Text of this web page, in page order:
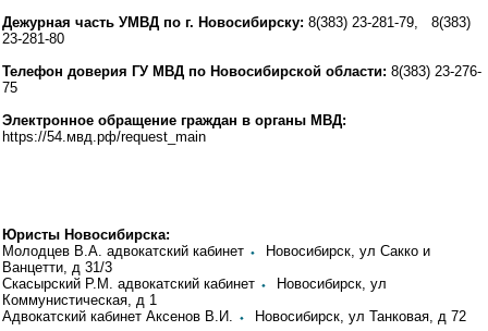
Дежурная часть УМВД по г. Новосибирску: 8(383) 23-281-79, 8(383)
23-281-80
Телефон доверия ГУ МВД по Новосибирской области: 8(383) 23-276-
75
Электронное обращение граждан в органы МВД:
https://54.мвд.рф/request_main
Юристы Новосибирска:
Молодцев В.А. адвокатский кабинет ⬩
Новосибирск, ул Сакко и
Ванцетти, д 31/3
Скасырский Р.М. адвокатский кабинет ⬩
Новосибирск, ул
Коммунистическая, д 1
Адвокатский кабинет Аксенов В.И. ⬩ Новосибирск, ул Танковая, д 72